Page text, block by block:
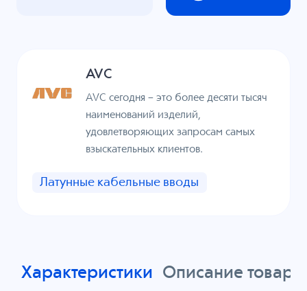
AVC
AVC сегодня – это более десяти тысяч
наименований изделий,
удовлетворяющих запросам самых
взыскательных клиентов.
Латунные кабельные вводы
Характеристики Описание товара